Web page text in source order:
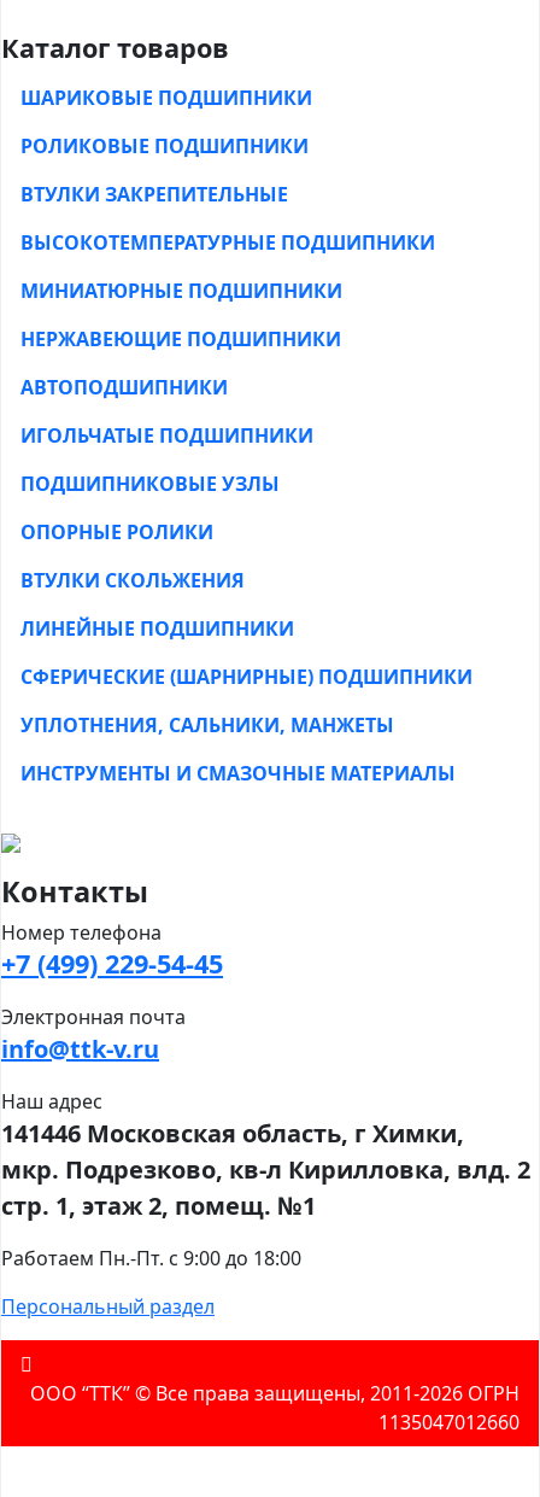
Каталог товаров
ШАРИКОВЫЕ ПОДШИПНИКИ
РОЛИКОВЫЕ ПОДШИПНИКИ
ВТУЛКИ ЗАКРЕПИТЕЛЬНЫЕ
ВЫСОКОТЕМПЕРАТУРНЫЕ ПОДШИПНИКИ
МИНИАТЮРНЫЕ ПОДШИПНИКИ
НЕРЖАВЕЮЩИЕ ПОДШИПНИКИ
АВТОПОДШИПНИКИ
ИГОЛЬЧАТЫЕ ПОДШИПНИКИ
ПОДШИПНИКОВЫЕ УЗЛЫ
ОПОРНЫЕ РОЛИКИ
ВТУЛКИ СКОЛЬЖЕНИЯ
ЛИНЕЙНЫЕ ПОДШИПНИКИ
СФЕРИЧЕСКИЕ (ШАРНИРНЫЕ) ПОДШИПНИКИ
УПЛОТНЕНИЯ, САЛЬНИКИ, МАНЖЕТЫ
ИНСТРУМЕНТЫ И СМАЗОЧНЫЕ МАТЕРИАЛЫ
Контакты
Номер телефона
+7 (499) 229-54-45
Электронная почта
info@ttk-v.ru
Наш адрес
141446 Московская область, г Химки,
мкр. Подрезково, кв-л Кирилловка, влд. 2
стр. 1, этаж 2, помещ. №1
Работаем Пн.-Пт. с 9:00 до 18:00
Персональный раздел
ООО “ТТК” ©️ Все права защищены, 2011-2026 ОГРН
1135047012660